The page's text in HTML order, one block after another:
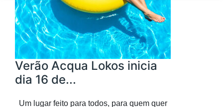
Verão Acqua Lokos inicia
dia 16 de...
Um lugar feito para todos, para quem quer